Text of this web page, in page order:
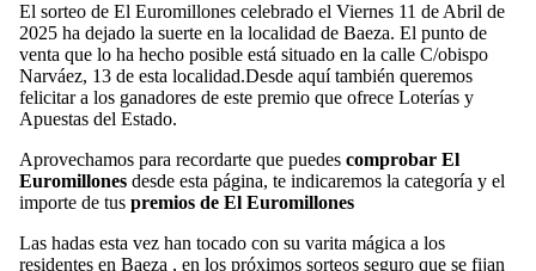
El sorteo de El Euromillones celebrado el Viernes 11 de Abril de
2025 ha dejado la suerte en la localidad de Baeza. El punto de
venta que lo ha hecho posible está situado en la calle C/obispo
Narváez, 13 de esta localidad.Desde aquí también queremos
felicitar a los ganadores de este premio que ofrece Loterías y
Apuestas del Estado.
Aprovechamos para recordarte que puedes comprobar El
Euromillones desde esta página, te indicaremos la categoría y el
importe de tus premios de El Euromillones
Las hadas esta vez han tocado con su varita mágica a los
residentes en Baeza , en los próximos sorteos seguro que se fijan